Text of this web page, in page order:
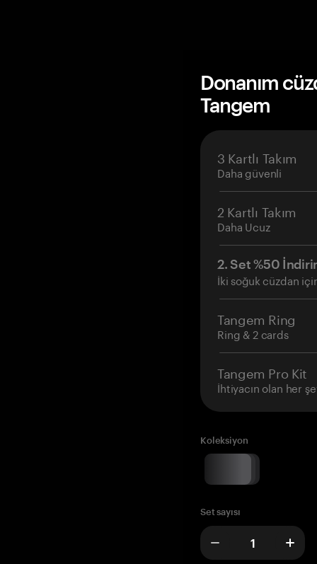
Donanım
Tangem
3 Kartlı Takım
Daha güvenli
2 Kartlı Takım
Daha Ucuz
2. Set %50
İki soğuk cüzdan
Tangem Ring
Ring & 2 cards
Tangem Pro Kit
İhtiyacın olan her
Koleksiyon
Set sayısı